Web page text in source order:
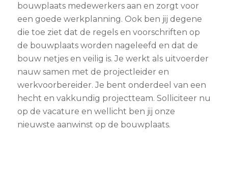
bouwplaats medewerkers aan en zorgt voor
een goede werkplanning. Ook ben jij degene
die toe ziet dat de regels en voorschriften op
de bouwplaats worden nageleefd en dat de
bouw netjes en veilig is. Je werkt als uitvoerder
nauw samen met de projectleider en
werkvoorbereider. Je bent onderdeel van een
hecht en vakkundig projectteam. Solliciteer nu
op de vacature en wellicht ben jij onze
nieuwste aanwinst op de bouwplaats.